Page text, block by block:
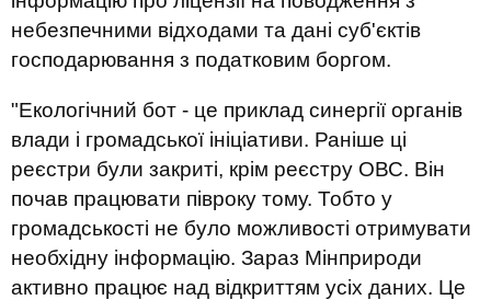
небезпечними відходами та дані суб'єктів
господарювання з податковим боргом.
"Екологічний бот - це приклад синергії органів
влади і громадської ініціативи. Раніше ці
реєстри були закриті, крім реєстру ОВС. Він
почав працювати півроку тому. Тобто у
громадськості не було можливості отримувати
необхідну інформацію. Зараз Мінприроди
активно працює над відкриттям усіх даних. Це